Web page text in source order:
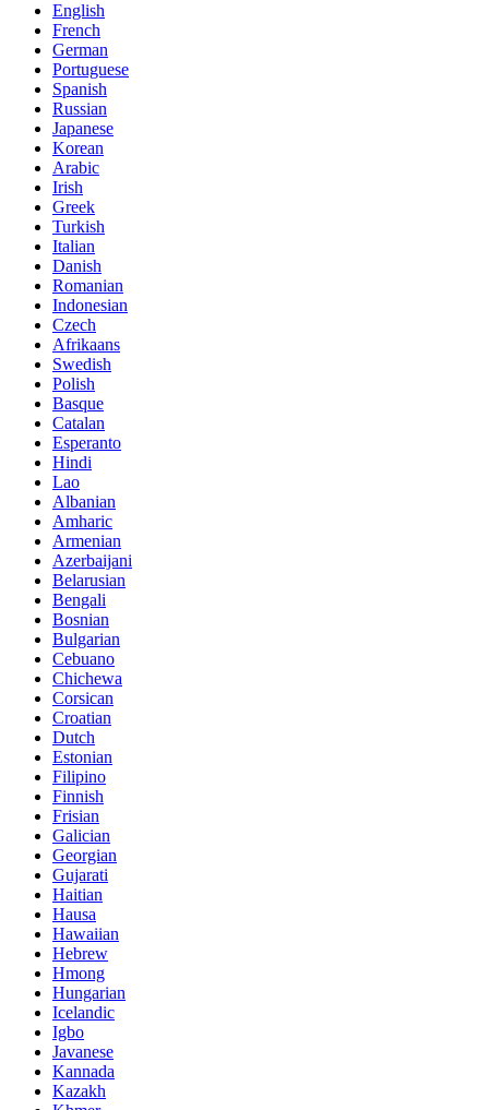
English
French
German
Portuguese
Spanish
Russian
Japanese
Korean
Arabic
Irish
Greek
Turkish
Italian
Danish
Romanian
Indonesian
Czech
Afrikaans
Swedish
Polish
Basque
Catalan
Esperanto
Hindi
Lao
Albanian
Amharic
Armenian
Azerbaijani
Belarusian
Bengali
Bosnian
Bulgarian
Cebuano
Chichewa
Corsican
Croatian
Dutch
Estonian
Filipino
Finnish
Frisian
Galician
Georgian
Gujarati
Haitian
Hausa
Hawaiian
Hebrew
Hmong
Hungarian
Icelandic
Igbo
Javanese
Kannada
Kazakh